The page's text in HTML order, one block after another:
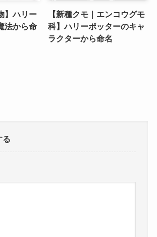
】ハリー
法から命
【新種クモ｜エンコウグモ
科】ハリーポッターのキャ
ラクターから命名
る